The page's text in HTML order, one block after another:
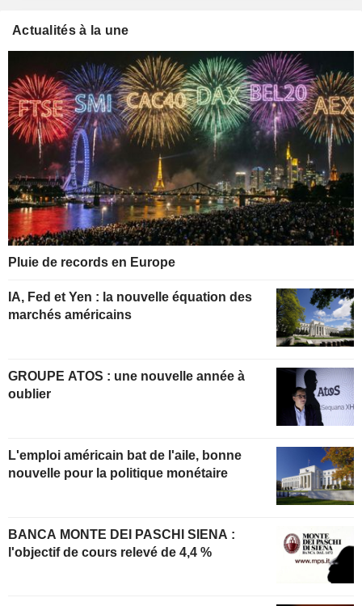
Actualités à la une
Pluie de records en Europe
IA, Fed et Yen : la nouvelle équation des
marchés américains
GROUPE ATOS : une nouvelle année à
oublier
L'emploi américain bat de l'aile, bonne
nouvelle pour la politique monétaire
BANCA MONTE DEI PASCHI SIENA :
l'objectif de cours relevé de 4,4 %